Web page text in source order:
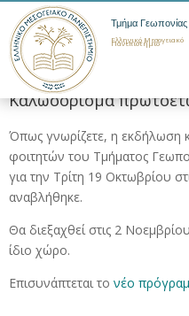
Τμήμα Γεωπονίας
Ελληνικό Μεσογειακό
Πανεπιστήμιο
Καλωσόρισμα
Όπως γνωρίζετε, η εκδήλωση
φοιτητών του Τμήματος
για την Τρίτη 19 Οκτωβρίου
αναβλήθηκε.
Θα διεξαχθεί στις 2
ίδιο χώρο.
Επισυνάπτεται το νέο